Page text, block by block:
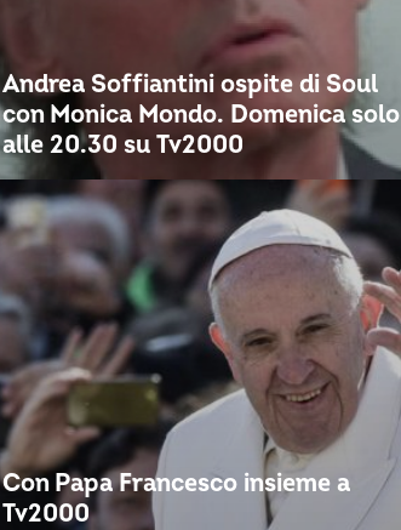
Andrea Soffiantini ospite di Soul
con Monica Mondo. Domenica solo
alle 20.30 su Tv2000
Con Papa Francesco insieme a
Tv2000